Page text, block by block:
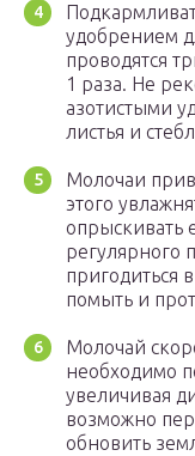
удобрением
проводятся
1 раза. Не
азотистыми
листья и
Молочаи
этого
опрыскивать
регулярного
пригодиться
помыть и
Молочай
необходимо
увеличивая
возможно
обновить